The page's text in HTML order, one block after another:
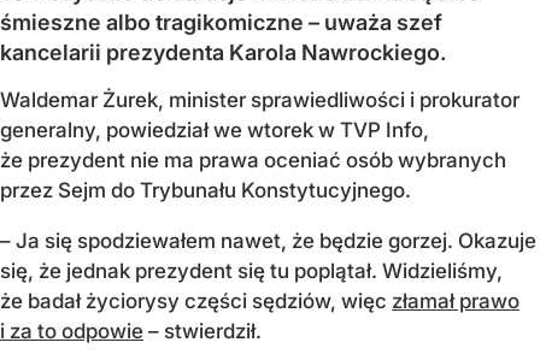
śmieszne albo tragikomiczne – uważa szef
kancelarii prezydenta Karola Nawrockiego.
Waldemar Żurek, minister sprawiedliwości i prokurator
generalny, powiedział we wtorek w TVP Info,
że prezydent nie ma prawa oceniać osób wybranych
przez Sejm do Trybunału Konstytucyjnego.
– Ja się spodziewałem nawet, że będzie gorzej. Okazuje
się, że jednak prezydent się tu poplątał. Widzieliśmy,
że badał życiorysy części sędziów, więc złamał prawo
i za to odpowie – stwierdził.